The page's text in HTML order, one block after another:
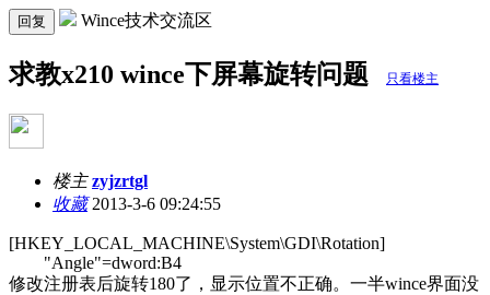
回复 Wince技术交流区
求教x210 wince下屏幕旋转问题 只看楼主
楼主 zyjzrtgl
收藏2013-3-6 09:24:55
[HKEY_LOCAL_MACHINE\System\GDI\Rotation]
"Angle"=dword:B4
修改注册表后旋转180了，显示位置不正确。一半wince界面没